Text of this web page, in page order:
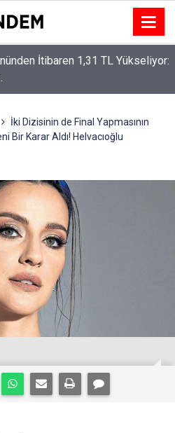
İtibaren 1,31 TL Yükseliyor:
İki Dizisinin de Final Yapmasının
Bir Karar Aldı! Helvacıoğlu